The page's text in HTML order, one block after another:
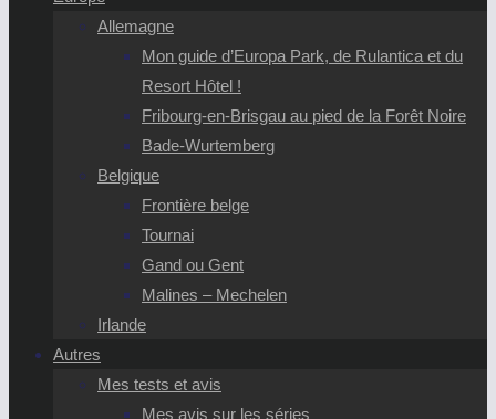
Allemagne
Mon guide d’Europa Park, de Rulantica et du
Resort Hôtel !
Fribourg-en-Brisgau au pied de la Forêt Noire
Bade-Wurtemberg
Belgique
Frontière belge
Tournai
Gand ou Gent
Malines – Mechelen
Irlande
Autres
Mes tests et avis
Mes avis sur les séries